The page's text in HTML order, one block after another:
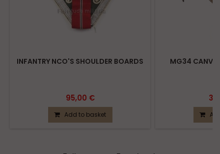
INFANTRY NCO'S SHOULDER BOARDS
95,00 €
Add to basket
MG34